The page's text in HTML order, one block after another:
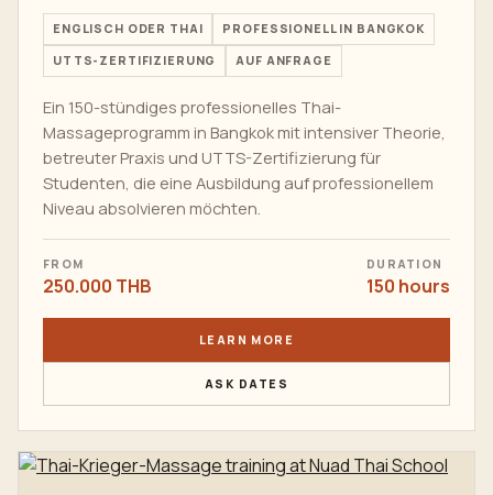
ENGLISCH ODER THAI PROFESSIONELL IN BANGKOK
UTTS-ZERTIFIZIERUNG AUF ANFRAGE
Ein 150-stündiges professionelles Thai-
Massageprogramm in Bangkok mit intensiver Theorie,
betreuter Praxis und UTTS-Zertifizierung für
Studenten, die eine Ausbildung auf professionellem
Niveau absolvieren möchten.
FROM
250.000 THB
DURATION
150 hours
LEARN MORE
ASK DATES